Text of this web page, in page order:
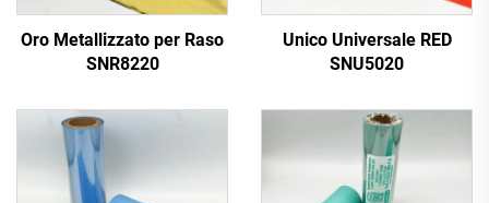
Oro Metallizzato per Raso
SNR8220
Unico Universale RED
SNU5020